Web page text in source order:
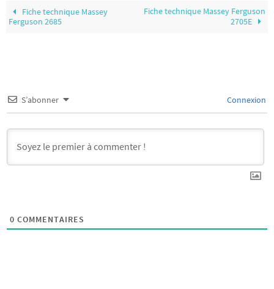
Fiche technique Massey
Ferguson 2685
Fiche technique Massey Ferguson
2705E
S’abonner Connexion
0 COMMENTAIRES